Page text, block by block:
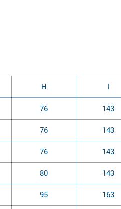
H I
76 143
76 143
76 143
80 143
95 163